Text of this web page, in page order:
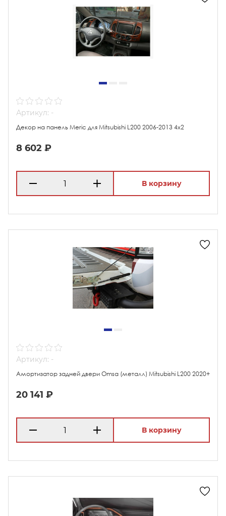
Артикул: -
Декор на панель Meric для Mitsubishi L200 2006-2013 4х2
8 602 ₽
В корзину
Артикул: -
Амортизатор задней двери Omsa (металл) Mitsubishi L200 2020+
20 141 ₽
В корзину